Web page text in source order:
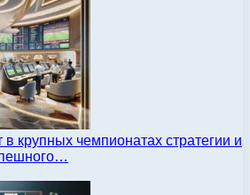
в крупных чемпионатах стратегии и